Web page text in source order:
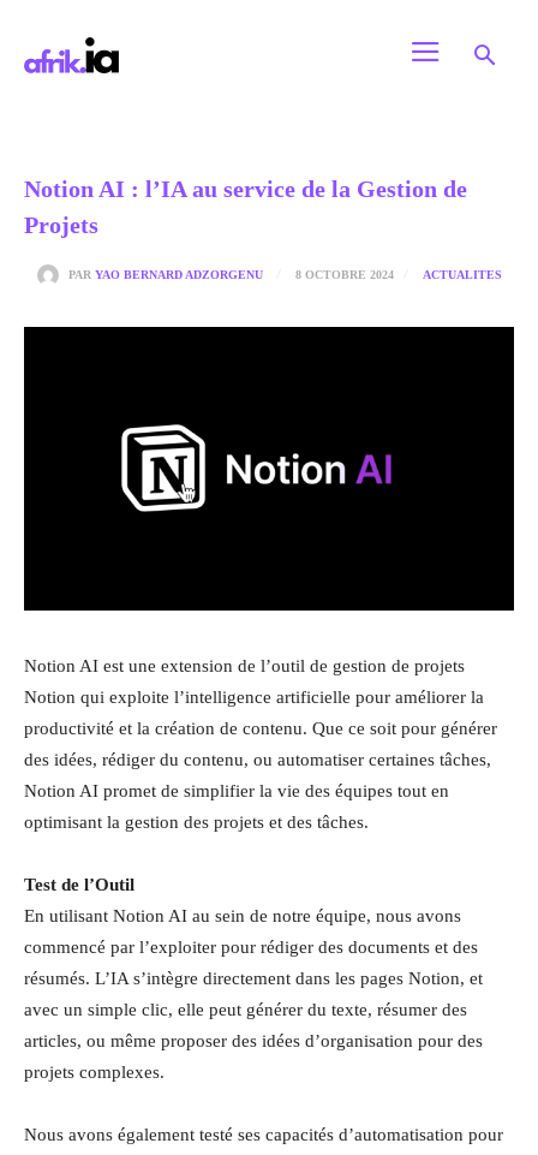
Notion AI : l’IA au service de la Gestion de
Projets
PAR YAO BERNARD ADZORGENU 8 OCTOBRE 2024 ACTUALITES
Notion AI est une extension de l’outil de gestion de projets
Notion qui exploite l’intelligence artificielle pour améliorer la
productivité et la création de contenu. Que ce soit pour générer
des idées, rédiger du contenu, ou automatiser certaines tâches,
Notion AI promet de simplifier la vie des équipes tout en
optimisant la gestion des projets et des tâches.
Test de l’Outil
En utilisant Notion AI au sein de notre équipe, nous avons
commencé par l’exploiter pour rédiger des documents et des
résumés. L’IA s’intègre directement dans les pages Notion, et
avec un simple clic, elle peut générer du texte, résumer des
articles, ou même proposer des idées d’organisation pour des
projets complexes.
Nous avons également testé ses capacités d’automatisation pour